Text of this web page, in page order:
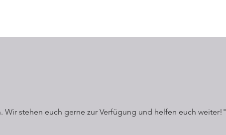
Wir stehen euch gerne zur Verfügung und helfen euch weiter!"